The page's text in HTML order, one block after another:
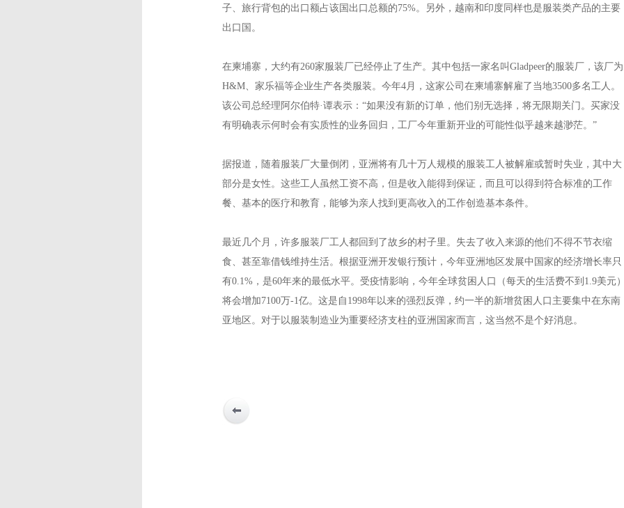
子、旅行背包的出口额占该国出口总额的75%。另外，越南和印度同样也是服装类产品的主要
出口国。
在柬埔寨，大约有260家服装厂已经停止了生产。其中包括一家名叫Gladpeer的服装厂，该厂为
H&M、家乐福等企业生产各类服装。今年4月，这家公司在柬埔寨解雇了当地3500多名工人。
该公司总经理阿尔伯特·谭表示：“如果没有新的订单，他们别无选择，将无限期关门。买家没
有明确表示何时会有实质性的业务回归，工厂今年重新开业的可能性似乎越来越渺茫。”
据报道，随着服装厂大量倒闭，亚洲将有几十万人规模的服装工人被解雇或暂时失业，其中大
部分是女性。这些工人虽然工资不高，但是收入能得到保证，而且可以得到符合标准的工作
餐、基本的医疗和教育，能够为亲人找到更高收入的工作创造基本条件。
最近几个月，许多服装厂工人都回到了故乡的村子里。失去了收入来源的他们不得不节衣缩
食、甚至靠借钱维持生活。根据亚洲开发银行预计，今年亚洲地区发展中国家的经济增长率只
有0.1%，是60年来的最低水平。受疫情影响，今年全球贫困人口（每天的生活费不到1.9美元
将会增加7100万-1亿。这是自1998年以来的强烈反弹，约一半的新增贫困人口主要集中在东南
亚地区。对于以服装制造业为重要经济支柱的亚洲国家而言，这当然不是个好消息。